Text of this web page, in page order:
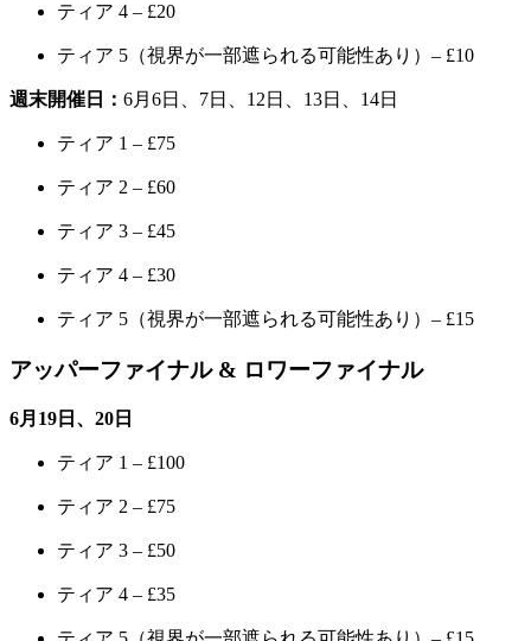
ティア 4 – £20
ティア 5（視界が一部遮られる可能性あり）– £10
週末開催日： 6月6日、7日、12日、13日、14日
ティア 1 – £75
ティア 2 – £60
ティア 3 – £45
ティア 4 – £30
ティア 5（視界が一部遮られる可能性あり）– £15
アッパーファイナル & ロワーファイナル
6月19日、20日
ティア 1 – £100
ティア 2 – £75
ティア 3 – £50
ティア 4 – £35